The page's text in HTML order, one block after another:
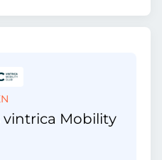
vintrica Mobility